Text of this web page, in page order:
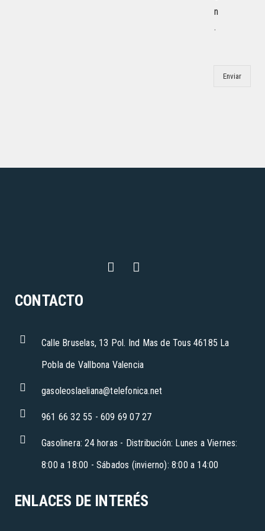
n
.
Enviar
CONTACTO
Calle Bruselas, 13 Pol. Ind Mas de Tous 46185 La
Pobla de Vallbona Valencia
gasoleoslaeliana@telefonica.net
961 66 32 55 - 609 69 07 27
Gasolinera: 24 horas - Distribución: Lunes a Viernes:
8:00 a 18:00 - Sábados (invierno): 8:00 a 14:00
ENLACES DE INTERÉS